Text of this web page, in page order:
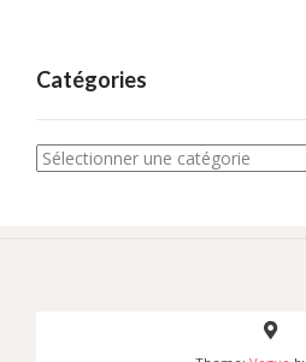
Catégories
Catégories